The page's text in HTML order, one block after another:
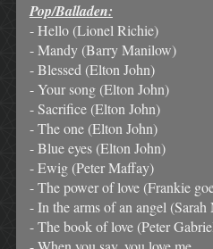
Pop/Balladen:
- Hello (Lionel Richie)
- Mandy (Barry Manilow)
- Blessed (Elton John)
- Your song (Elton John)
- Sacrifice (Elton John)
- The one (Elton John)
- Blue eyes (Elton John)
- Ewig (Peter Maffay)
- The power of love (Frankie
- In the arms of an angel
- The book of love (Peter